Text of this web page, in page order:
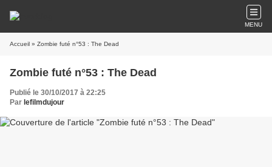
MENU
Accueil » Zombie futé n°53 : The Dead
Zombie futé n°53 : The Dead
Publié le 30/10/2017 à 22:25
Par lefilmdujour